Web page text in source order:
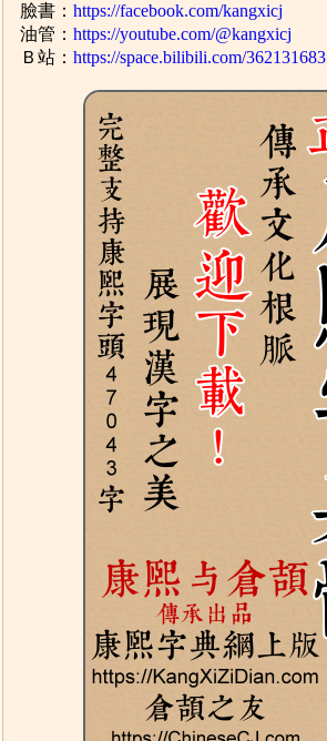
臉書：https://facebook.com/kangxicj
油管：https://youtube.com/@kangxicj
Ｂ站：https://space.bilibili.com/362131683